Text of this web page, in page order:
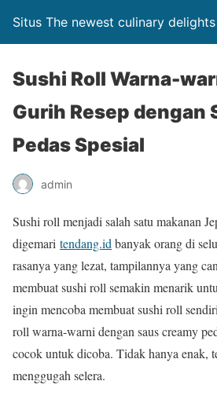
Situs The newest culinary delights
Sushi Roll Warna-
Gurih Resep dengan
Pedas Spesial
admin
Sushi roll menjadi salah satu makanan
digemari tendang.id banyak orang di
rasanya yang lezat, tampilannya yang
membuat sushi roll semakin menarik
ingin mencoba membuat sushi roll
roll warna-warni dengan saus creamy
cocok untuk dicoba. Tidak hanya enak,
menggugah selera.